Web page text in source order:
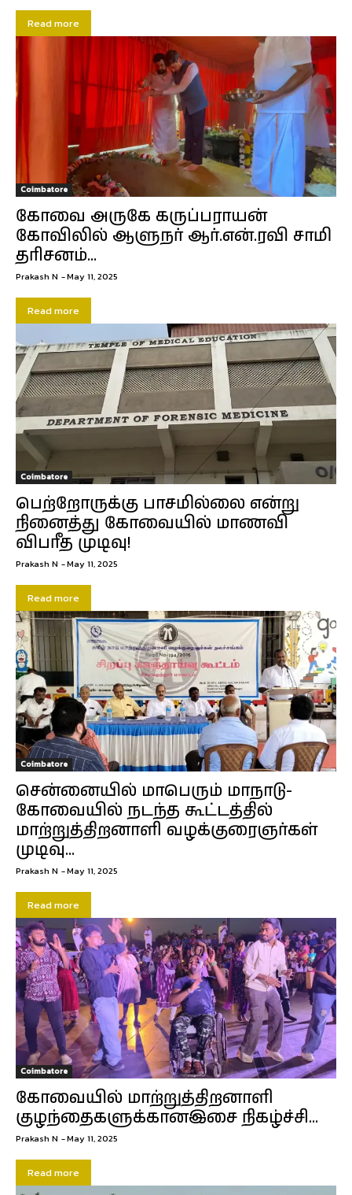
Read more
Coimbatore
கோவை அருகே கருப்பராயன்
கோவிலில் ஆளுநர் ஆர்.என்.ரவி சாமி
தரிசனம்…
Prakash N -May 11, 2025
Read more
Coimbatore
பெற்றோருக்கு பாசமில்லை என்று
நினைத்து கோவையில் மாணவி
விபரீத முடிவு!
Prakash N -May 11, 2025
Read more
Coimbatore
சென்னையில் மாபெரும் மாநாடு-
கோவையில் நடந்த கூட்டத்தில்
மாற்றுத்திறனாளி வழக்குரைஞர்கள்
முடிவு…
Prakash N -May 11, 2025
Read more
Coimbatore
கோவையில் மாற்றுத்திறனாளி
குழந்தைகளுக்கானஇசை நிகழ்ச்சி…
Prakash N -May 11, 2025
Read more